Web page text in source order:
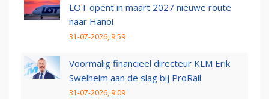
LOT opent in maart 2027 nieuwe route
naar Hanoi
31-07-2026, 9:59
Voormalig financieel directeur KLM Erik
Swelheim aan de slag bij ProRail
31-07-2026, 9:09